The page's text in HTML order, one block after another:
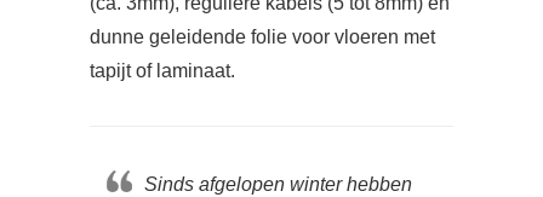
dunne geleidende folie voor vloeren met
tapijt of laminaat.
Sinds afgelopen winter hebben